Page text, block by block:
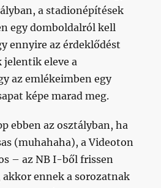
a stadionépítések
egy domboldalról kell
ennyire az érdeklődést
jelentik eleve a
az emlékeimben egy
képe marad meg.
ebben az osztályban, ha
(muhahaha), a Videoton
– az NB I-ből frissen
ennek a sorozatnak